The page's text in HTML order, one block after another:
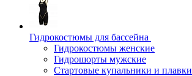
Гидрокостюмы для бассейна
Гидрокостюмы женские
Гидрошорты мужские
Стартовые купальники и плавки